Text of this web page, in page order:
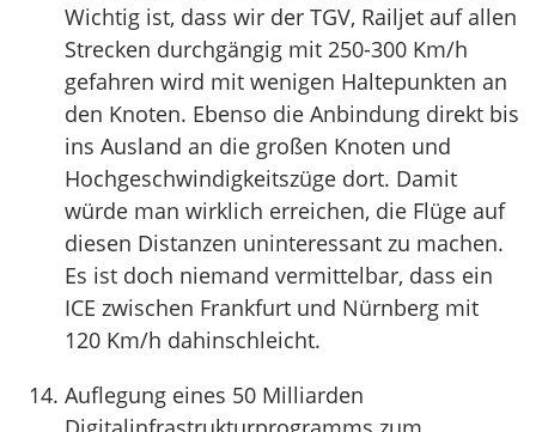
Wichtig ist, dass wir der TGV, Railjet auf allen
Strecken durchgängig mit 250-300 Km/h
gefahren wird mit wenigen Haltepunkten an
den Knoten. Ebenso die Anbindung direkt bis
ins Ausland an die großen Knoten und
Hochgeschwindigkeitszüge dort. Damit
würde man wirklich erreichen, die Flüge auf
diesen Distanzen uninteressant zu machen.
Es ist doch niemand vermittelbar, dass ein
ICE zwischen Frankfurt und Nürnberg mit
120 Km/h dahinschleicht.
Auflegung eines 50 Milliarden